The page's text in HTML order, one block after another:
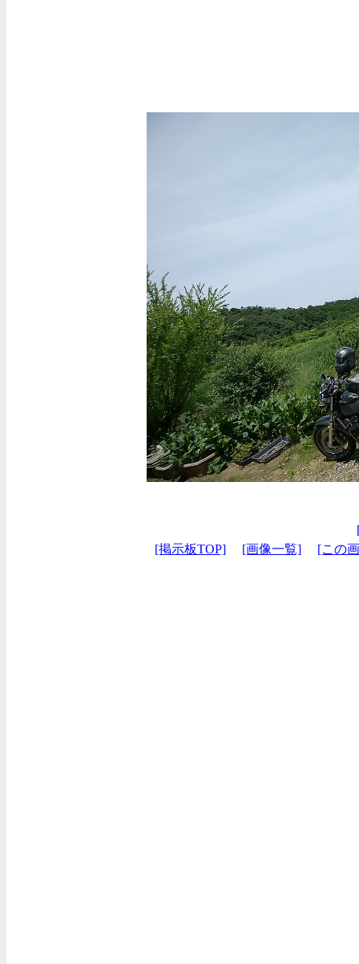
[掲示板TOP]
[画像一覧] [この